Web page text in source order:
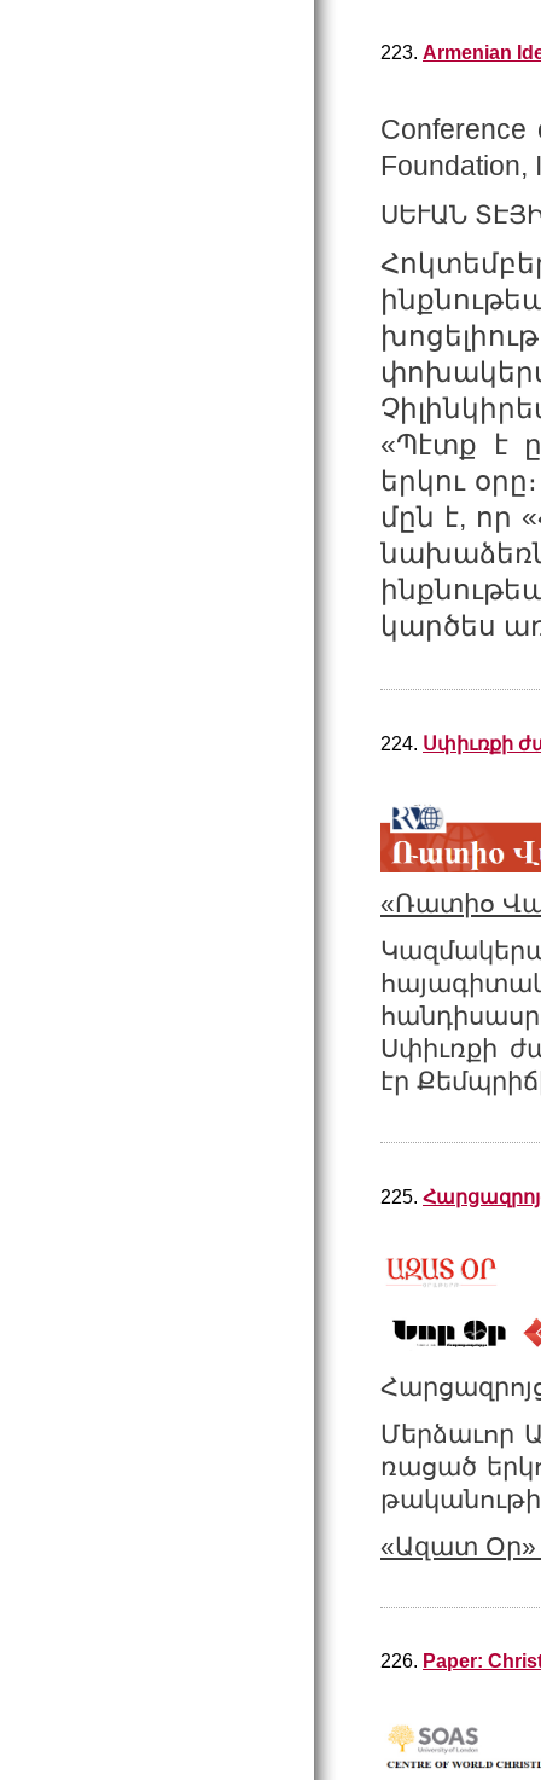
223. Armenian
Conference
Foundation,
ՍԵՒԱՆ
«Պէտք է
երկու
մըն է, որ
կարծես
224. Սփիւռքի
«Ռատիօ
Սփիւռքի
էր
225.
Մեր­ձա­ւոր
ռա­ցած
«Ազատ Օր»
226. Paper: